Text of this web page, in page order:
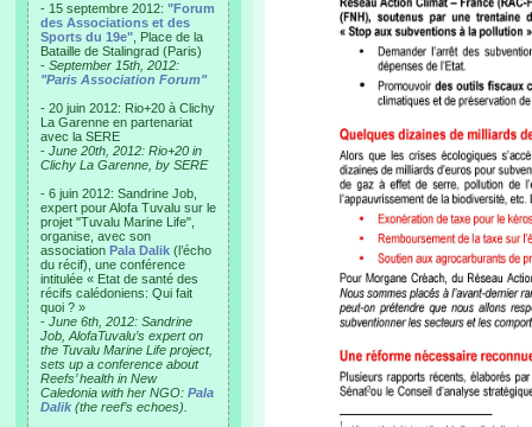
- 15 septembre 2012: "Forum
des Associations et des
Sports du 19e" , Place de la
Bataille de Stalingrad (Paris)
- September 15th, 2012:
"Paris Association Forum"
- 20 juin 2012: Rio+20 à Clichy
La Garenne en partenariat
avec la SERE
- June 20th, 2012: Rio+20 in
Clichy La Garenne, by SERE
- 6 juin 2012: Sandrine Job,
expert pour Alofa Tuvalu sur le
projet "Tuvalu Marine Life",
organise, avec son
association Pala Dalik (l’écho
du récif), une conférence
intitulée « Etat de santé des
récifs calédoniens: Qui fait
quoi ? »
- June 6th, 2012: Sandrine
Job, AlofaTuvalu’s expert on
the Tuvalu Marine Life project,
sets up a conference about
Reefs’ health in New
Caledonia with her NGO: Pala
Dalik (the reef’s echoes).